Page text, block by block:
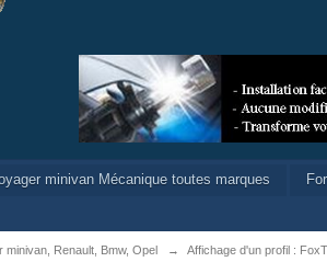
minivan Mécanique toutes marques
Renault, Bmw, Opel → Affichage d'un profil :